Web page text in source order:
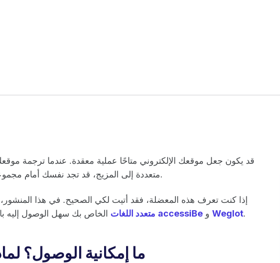
قد يكون جعل موقعك الإلكتروني متاحًا عملية معقدة. عندما ترجمة
متعددة إلى المزيج، قد تجد نفسك أمام مجموعة فريدة من التحديات.
إذا كنت تعرف هذه المعضلة، فقد أتيت لكي الصحيح. في هذا
WordPress متعدد اللغات accessiBe Weglot.
ما إمكانية الوصول؟